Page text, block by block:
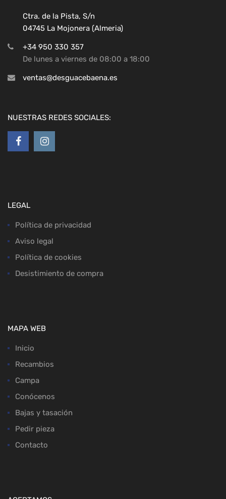
Ctra. de la Pista, S/n
04745 La Mojonera (Almeria)
+34 950 330 357
De lunes a viernes de 08:00 a 18:00
ventas@desguacebaena.es
NUESTRAS REDES SOCIALES:
LEGAL
Política de privacidad
Aviso legal
Política de cookies
Desistimiento de compra
MAPA WEB
Inicio
Recambios
Campa
Conócenos
Bajas y tasación
Pedir pieza
Contacto